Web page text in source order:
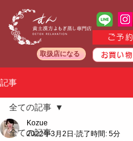
ご予約
お買い物
取扱店になる
記事
全ての記事
全ての記事
Kozue
2022年3月2日 読了時間: 5分